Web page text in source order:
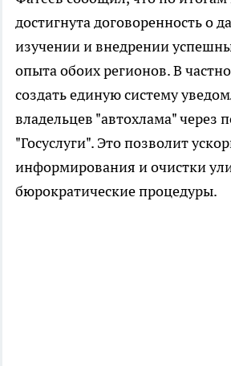
достигнута договоренность о
изучении и внедрении
опыта обоих регионов. В
создать единую систему
владельцев "автохлама" через
"Госуслуги". Это позволит
информирования и очистки
бюрократические процедуры.